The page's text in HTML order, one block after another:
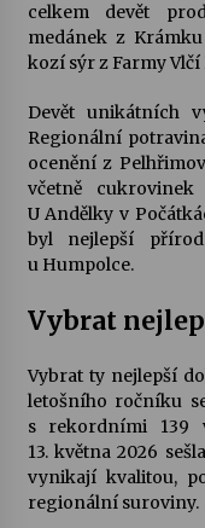
Letní
23.
17.
14.
celkem devět
medánek z
kozí sýr z Farmy
Devět unikátních
Regionální
ocenění z
včetně
U Andělky v
byl nejlepší
u Humpolce.
Vybrat
Vybrat ty nejlepší
letošního ročníku
s rekordními 139
13. května 2026
vynikají kvalitou,
regionální suroviny.